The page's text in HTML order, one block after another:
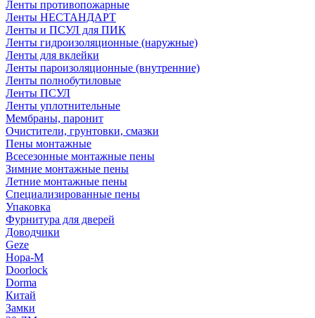
Ленты противопожарные
Ленты НЕСТАНДАРТ
Ленты и ПСУЛ для ПИК
Ленты гидроизоляционные (наружные)
Ленты для вклейки
Ленты пароизоляционные (внутренние)
Ленты полнобутиловые
Ленты ПСУЛ
Ленты уплотнительные
Мембраны, паронит
Очистители, грунтовки, смазки
Пены монтажные
Всесезонные монтажные пены
Зимние монтажные пены
Летние монтажные пены
Специализированные пены
Упаковка
Фурнитура для дверей
Доводчики
Geze
Нора-М
Doorlock
Dorma
Китай
Замки